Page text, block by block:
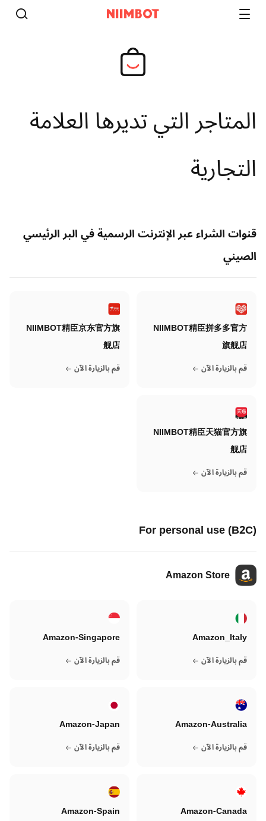
المتاجر التي تديرها العلامة
التجارية
قنوات الشراء عبر الإنترنت الرسمية في البر الرئيسي
الصيني
NIIMBOT精臣拼多多官方
旗舰店
قم بالزيارة الآن
NIIMBOT精臣京东官方旗
舰店
قم بالزيارة الآن
NIIMBOT精臣天猫官方旗
舰店
قم بالزيارة الآن
For personal use (B2C)
Amazon Store
Amazon_Italy
قم بالزيارة الآن
Amazon-Singapore
قم بالزيارة الآن
Amazon-Australia
قم بالزيارة الآن
Amazon-Japan
قم بالزيارة الآن
Amazon-Canada
Amazon-Spain